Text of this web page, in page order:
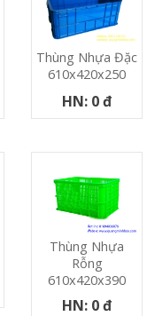
Thùng Nhựa Đặc
610x420x250
HN: 0 đ
Thùng Nhựa
Rỗng
610x420x390
HN: 0 đ